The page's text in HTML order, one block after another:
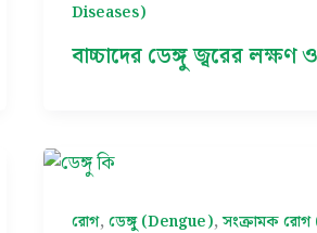
Diseases)
বাচ্চাদের ডেঙ্গু জ্বরের
রোগ,ডেঙ্গু (Dengue),সংক্রামক